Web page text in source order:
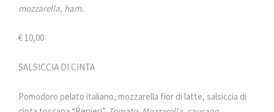
mozzarella, ham.
€ 10,00
SALSICCIA DI CINTA
Pomodoro pelato italiano, mozzarella fior di latte, salsiccia di